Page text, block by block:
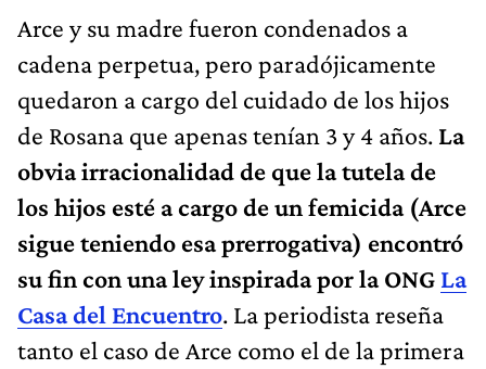
Arce y su madre fueron condenados a
cadena perpetua, pero paradójicamente
quedaron a cargo del cuidado de los hijos
de Rosana que apenas tenían 3 y 4 años. La
obvia irracionalidad de que la tutela de
los hijos esté a cargo de un femicida (Arce
sigue teniendo esa prerrogativa) encontró
su fin con una ley inspirada por la ONG La
Casa del Encuentro. La periodista reseña
tanto el caso de Arce como el de la primera